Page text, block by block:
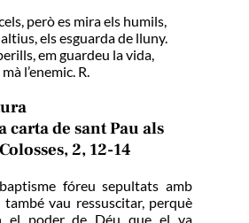
però es mira els humils,
els esguarda de lluny.
em guardeu la vida,
l’enemic. R.
carta de sant Pau als
2, 12-14
fóreu sepultats amb
vau ressuscitar, perquè
el poder de Déu que el va